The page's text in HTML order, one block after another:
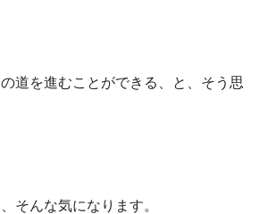
道を進むことができる、と、そう思
そんな気になります。